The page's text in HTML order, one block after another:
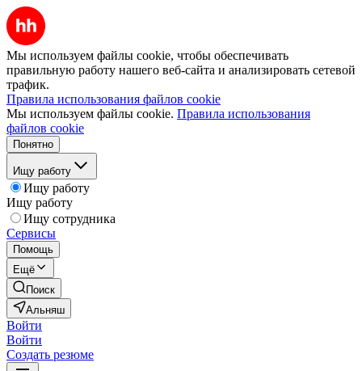
Мы используем файлы cookie, чтобы обеспечивать
правильную работу нашего веб-сайта и анализировать сетевой
трафик.
Правила использования файлов cookie
Мы используем файлы cookie. Правила использования
файлов cookie
Понятно
Ищу работу
Ищу работу
Ищу работу
Ищу сотрудника
Сервисы
Помощь
Ещё
Поиск
Альняш
Войти
Войти
Создать резюме